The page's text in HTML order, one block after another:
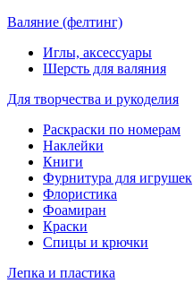
Валяние (фелтинг)
Иглы, аксессуары
Шерсть для валяния
Для творчества и рукоделия
Раскраски по номерам
Наклейки
Книги
Фурнитура для игрушек
Флористика
Фоамиран
Краски
Спицы и крючки
Лепка и пластика